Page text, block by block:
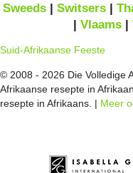
Sweeds| Switsers|
| Vlaams|
Suid-Afrikaanse Feeste
© 2008 - 2026 Die Volledige
Afrikaanse resepte in
resepte in Afrikaans. | Meer